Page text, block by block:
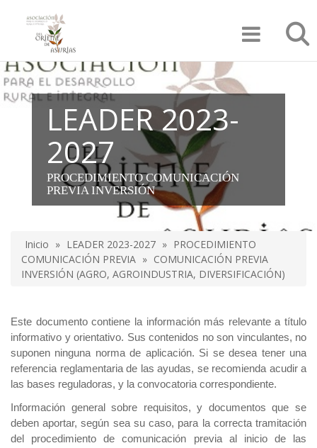
contenido
LEADER 2023-
2027
PROCEDIMIENTO COMUNICACIÓN
PREVIA INVERSIÓN
Sobrescribir
enlaces
de
ayuda
a
la
navegación
Inicio LEADER 2023-2027
PROCEDIMIENTO
COMUNICACIÓN PREVIA
COMUNICACIÓN PREVIA
INVERSIÓN (AGRO, AGROINDUSTRIA, DIVERSIFICACIÓN)
Este documento contiene la información más relevante a título
informativo y orientativo. Sus contenidos no son vinculantes, no
suponen ninguna norma de aplicación. Si se desea tener una
referencia reglamentaria de las ayudas, se recomienda acudir a
las bases reguladoras, y la convocatoria correspondiente.
Información general sobre requisitos, y documentos que se
deben aportar, según sea su caso, para la correcta tramitación
del procedimiento de comunicación previa al inicio de las